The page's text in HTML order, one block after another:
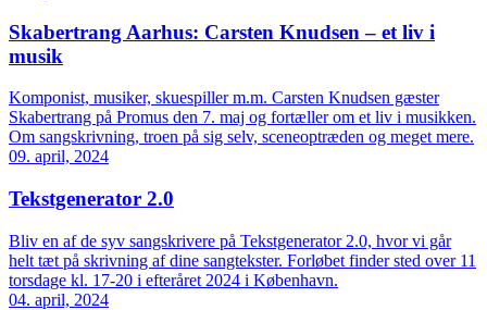
Skabertrang Aarhus: Carsten Knudsen – et liv i
musik
Komponist, musiker, skuespiller m.m. Carsten Knudsen gæster
Skabertrang på Promus den 7. maj og fortæller om et liv i musikken.
Om sangskrivning, troen på sig selv, sceneoptræden og meget mere.
09. april, 2024
Tekstgenerator 2.0
Bliv en af de syv sangskrivere på Tekstgenerator 2.0, hvor vi går
helt tæt på skrivning af dine sangtekster. Forløbet finder sted over 11
torsdage kl. 17-20 i efteråret 2024 i København.
04. april, 2024